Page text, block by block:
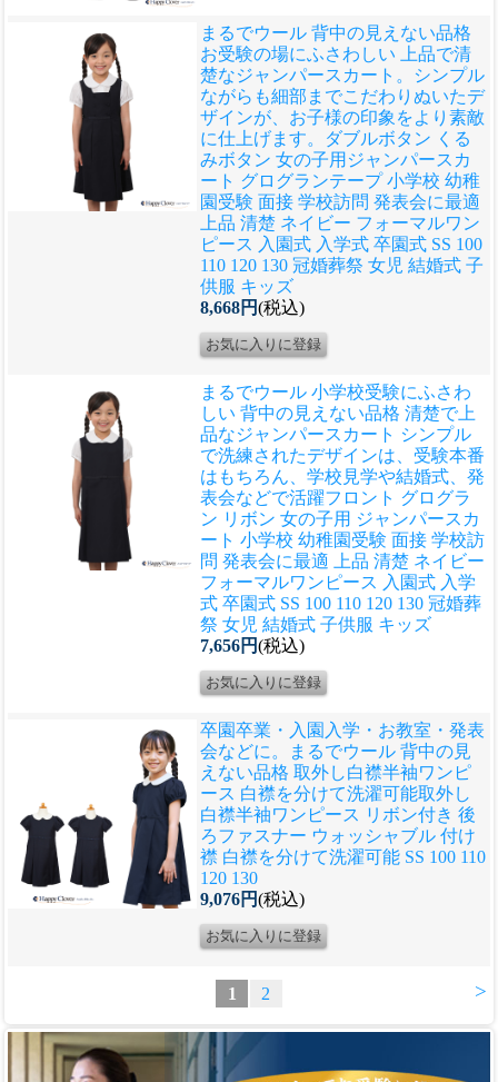
まるでウール 背中の見えない品格
お受験の場にふさわしい 上品で清
楚なジャンパースカート。シンプル
ながらも細部までこだわりぬいたデ
ザインが、お子様の印象をより素敵
に仕上げます。
ダブルボタン くる
みボタン 女の子用ジャンパースカ
ート グログランテープ 小学校 幼稚
園受験 面接 学校訪問 発表会に最適
上品 清楚 ネイビー フォーマルワン
ピース 入園式 入学式 卒園式 SS 100
110 120 130 冠婚葬祭 女児 結婚式 子
供服 キッズ
8,668円(税込)
まるでウール 小学校受験にふさわ
しい 背中の見えない品格 清楚で上
品なジャンパースカート シンプル
で洗練されたデザインは、受験本番
はもちろん、学校見学や結婚式、発
表会などで活躍フロント グログラ
ン リボン 女の子用 ジャンパースカ
ート 小学校 幼稚園受験 面接 学校訪
問 発表会に最適 上品 清楚 ネイビー
フォーマルワンピース 入園式 入学
式 卒園式 SS 100 110 120 130 冠婚葬
祭 女児 結婚式 子供服 キッズ
7,656円(税込)
卒園卒業・入園入学・お教室・発表
会などに。まるでウール 背中の見
えない品格 取外し白襟半袖ワンピ
ース 白襟を分けて洗濯可能取外し
白襟半袖ワンピース リボン付き 後
ろファスナー ウォッシャブル 付け
襟 白襟を分けて洗濯可能 SS 100 110
120 130
9,076円(税込)
>
1 2